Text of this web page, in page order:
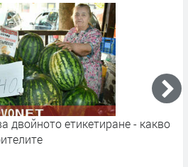
двойното етикетиране - какво